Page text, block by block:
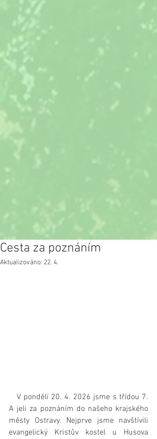
Cesta za poznáním
Aktualizováno: 22. 4.
A jeli za poznáním do našeho krajského
městy Ostravy. Nejprve jsme navštívili
evangelický Kristův kostel u Husova